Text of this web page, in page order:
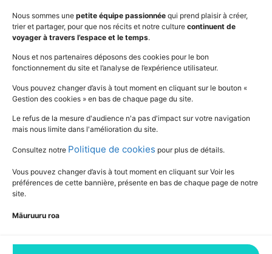
Nous sommes une petite équipe passionnée qui prend plaisir à créer,
trier et partager, pour que nos récits et notre culture continuent de
voyager à travers l’espace et le temps.
Nous et nos partenaires déposons des cookies pour le bon
fonctionnement du site et l’analyse de l’expérience utilisateur.
Vous pouvez changer d’avis à tout moment en cliquant sur le bouton «
Gestion des cookies » en bas de chaque page du site.
Le refus de la mesure d'audience n'a pas d'impact sur votre navigation
mais nous limite dans l'amélioration du site.
Consultez notre Politique de cookies pour plus de détails.
Vous pouvez changer d’avis à tout moment en cliquant sur Voir les
préférences de cette bannière, présente en bas de chaque page de notre
site.
Māuruuru roa
Outils
Vidéos
Mentions légales
www.education.pf
SUIVEZ L'ACTUALITÉ DE L'ÉDUCATION